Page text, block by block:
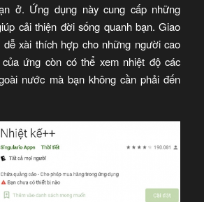
ở. Ứng dụng này cung cấp những
cải thiện đời sống quanh bạn. Giao
xài thích hợp cho những người cao
ứng còn có thể xem nhiệt độ các
nước mà bạn không cần phải đến